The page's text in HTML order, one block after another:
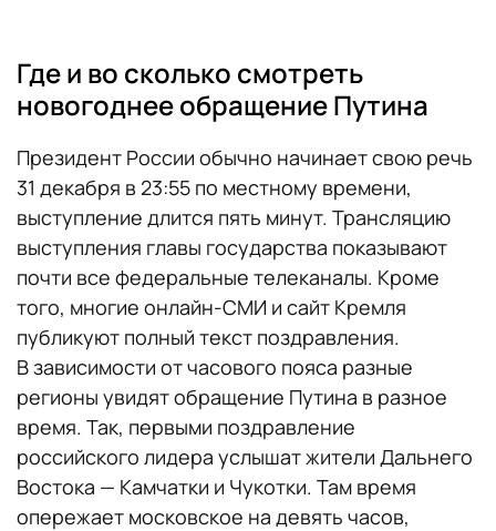
Где и во сколько смотреть
новогоднее обращение Путина
Президент России обычно начинает свою речь
31 декабря в 23:55 по местному времени,
выступление длится пять минут. Трансляцию
выступления главы государства показывают
почти все федеральные телеканалы. Кроме
того, многие онлайн-СМИ и сайт Кремля
публикуют полный текст поздравления.
В зависимости от часового пояса разные
регионы увидят обращение Путина в разное
время. Так, первыми поздравление
российского лидера услышат жители Дальнего
Востока — Камчатки и Чукотки. Там время
опережает московское на девять часов,